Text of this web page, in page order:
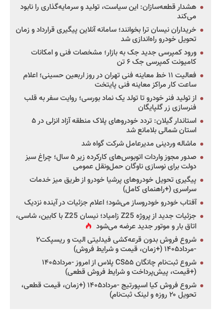
هشدار قطعه‌سازان: این سیاست، تولید و سرمایه‌گذاری را نابود
می‌کند
خریداران نیسان ترا بخوانند؛ سامانه آنلاین پیگیری قرارداد و زمان
تحویل خودرو راه‌اندازی شد
ورود کمپرسی جدید جک به بازار؛ مشخصات فنی و امکانات
کامیونت کمپرسی جک ۶ تن
فعالیت ۱۱ خط معاینه فنی تهران در روز اربعین حسینی؛ اعلام
ساعت کار مراکز معاینه فنی پایتخت
از تولید فنر خودرو تا تولد یک نماد بورسی؛ روایت سفر به قلب
فنرسازی زر گلپایگان
استاندار گیلان: تردد خودروهای پلاک منطقه آزاد انزلی در ۵
استان شمالی بلامانع شد
ماشاله وردینی مدیرعامل شرکت گواه شد
صدور مجوز واردات اتوبوس‌های کارکرده زیر ۵ سال؛ چراغ سبز
دولت برای نوسازی ناوگان حمل‌ونقل عمومی
پیگیری تحویل خودروهای پرشیا خودرو از طریق میز خدمات
سراسری (+راهنمای کامل)
آفتاب خودرو خودروساز می‌شود؛ اعلام جزئیات در آینده نزدیک
جزئیات جدید از پروژه Z25 زامیاد؛ نیسان Z25 با کابین، شاسی،
اتاق بار و موتور جدید عرضه می‌شود
شروع فروش بدون قرعه‌کشی فیدلیتی الیت و ریسپکت۲
-مرداد۱۴۰۵ (+زمان، قیمت و شرایط فروش)
شروع ثبت‌نام چانگان CS۵۵ پلاس از امروز -مرداد۱۴۰۵
(+قیمت، پیش‌پرداخت و شرایط فروش قطعی)
شروع فروش کیا اسپورتیج -مرداد۱۴۰۵ (+زمان، قیمت قطعی،
تحویل ۲۰ روزه و لینک ثبت‌نام)